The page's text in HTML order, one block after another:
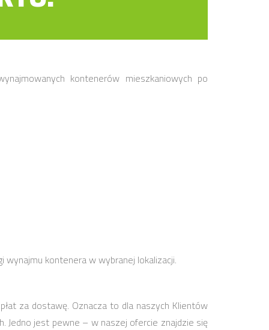
kontenerów mieszkaniowych po
wynajmu kontenera w wybranej lokalizacji.
za dostawę. Oznacza to dla naszych Klientów
Jedno jest pewne – w naszej ofercie znajdzie się